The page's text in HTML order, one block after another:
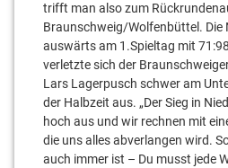
trifft man also zum
Braunschweig/Wolfenbüttel. Die
auswärts am 1.Spieltag mit
verletzte sich der
Lars Lagerpusch schwer am
der Halbzeit aus. „Der Sieg in
hoch aus und wir rechnen mit
die uns alles abverlangen wird.
auch immer ist – Du musst jede